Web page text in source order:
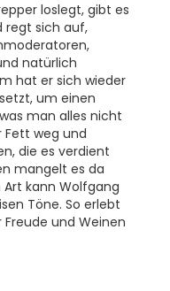
loslegt, gibt es
regt sich auf,
natürlich
hat er sich wieder
um einen
man alles nicht
Fett weg und
die es verdient
mangelt es da
kann Wolfgang
Töne. So erlebt
und Weinen